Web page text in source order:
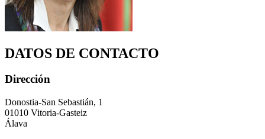
DATOS DE CONTACTO
Dirección
Donostia-San Sebastián, 1
01010 Vitoria-Gasteiz
Álava